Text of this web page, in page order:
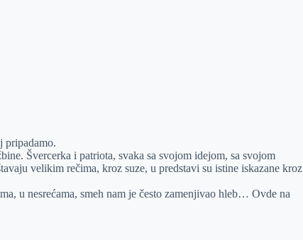
pripadamo.
Švercerka i patriota, svaka sa svojom idejom, sa svojom
velikim rečima, kroz suze, u predstavi su istine iskazane kroz
u nesrećama, smeh nam je često zamenjivao hleb… Ovde na